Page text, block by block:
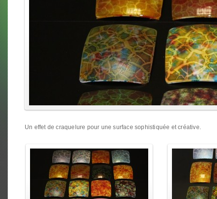
Un effet de craquelure pour une surface sophistiquée et créative.